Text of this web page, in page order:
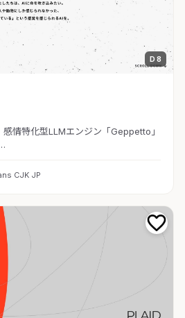
D 8
情特化型LLMエンジン「Geppetto」
CJK JP